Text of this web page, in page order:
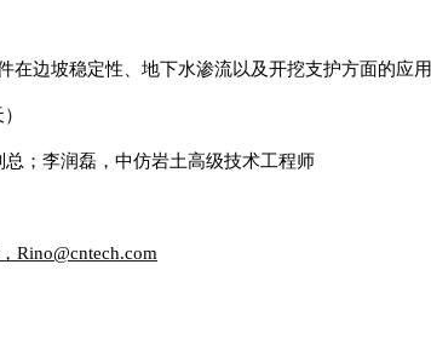
在边坡稳定性、地下水渗流以及开挖支护方面的应用
；李润磊，中仿岩土高级技术工程师
Rino@cntech.com